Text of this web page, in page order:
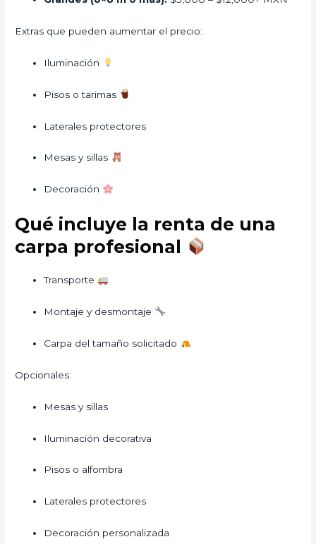
Extras que pueden aumentar el precio:
Iluminación
Pisos o tarimas
Laterales protectores
Mesas y sillas
Decoración
Qué incluye la renta de una
carpa profesional
Transporte
Montaje y desmontaje
Carpa del tamaño solicitado
Opcionales:
Mesas y sillas
Iluminación decorativa
Pisos o alfombra
Laterales protectores
Decoración personalizada